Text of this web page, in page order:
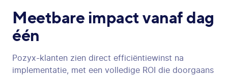
Meetbare impactvanaf dag
één
Pozyx-klanten zien direct efficiëntiewinst na
implementatie, met een volledige ROI die doorgaans